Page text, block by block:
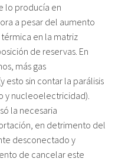
lo producía en
a pesar del aumento
en la matriz
de reservas. En
más gas
esto sin contar la parálisis
y nucleoelectricidad).
la necesaria
en detrimento del
desconectado y
de cancelar este